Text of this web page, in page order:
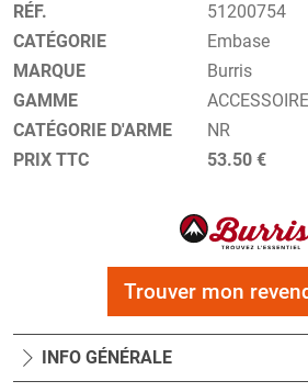
RÉF.
51200754
CATÉGORIE
Embase
MARQUE
Burris
GAMME
CATÉGORIE D'ARME
NR
PRIX TTC
53.50 €
Trouver mon
INFO GÉNÉRALE